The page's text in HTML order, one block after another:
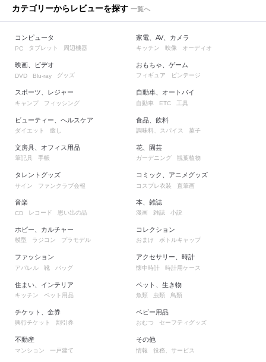
カテゴリーからレビューを探す 一覧へ
コンピュータ
PC タブレット 周辺機器
映画、ビデオ
DVD Blu-ray グッズ
スポーツ、レジャー
キャンプ フィッシング
ビューティー、ヘルスケア
ダイエット 癒し
文房具、オフィス用品
筆記具 手帳
タレントグッズ
サイン ファンクラブ会報
家電、AV、カメラ
キッチン 映像 オーディオ
おもちゃ、ゲーム
フィギュア ビンテージ
自動車、オートバイ
自動車 ETC 工具
食品、飲料
調味料、スパイス 菓子
花、園芸
ガーデニング 観葉植物
コミック、アニメグッズ
コスプレ衣装 直筆画
音楽
CD レコード 思い出の品
ホビー、カルチャー
模型 ラジコン プラモデル
ファッション
アパレル 靴 バッグ
住まい、インテリア
キッチン ペット用品
チケット、金券
興行チケット 割引券
不動産
マンション 一戸建て
本、雑誌
漫画 雑誌 小説
コレクション
おまけ ボトルキャップ
アクセサリー、時計
懐中時計 時計用ケース
ペット、生き物
魚類 虫類 鳥類
ベビー用品
おむつ セーフティグッズ
その他
情報 役務、サービス